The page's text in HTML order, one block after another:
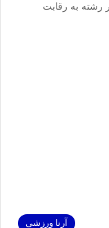
رشته به رقابت
آرنا ورزشی